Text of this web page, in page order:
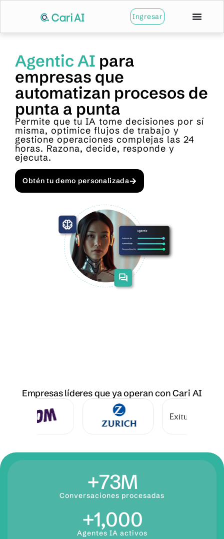
Ingresar
Agentic AI para
empresas que
automatizan procesos de
punta a punta
Permite que tu IA tome decisiones por sí
misma, optimice flujos de trabajo y
gestione operaciones complejas las 24
horas. Razona, decide, responde y
ejecuta.
Obtén tu demo personalizada
Empresas líderes que ya operan con Cari AI
Conversaciones procesadas
+73M
Agentes IA activos
+1,000